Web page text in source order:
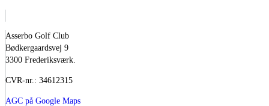
Asserbo Golf Club
Bødkergaardsvej 9
3300 Frederiksværk.
CVR-nr.: 34612315
AGC på Google Maps